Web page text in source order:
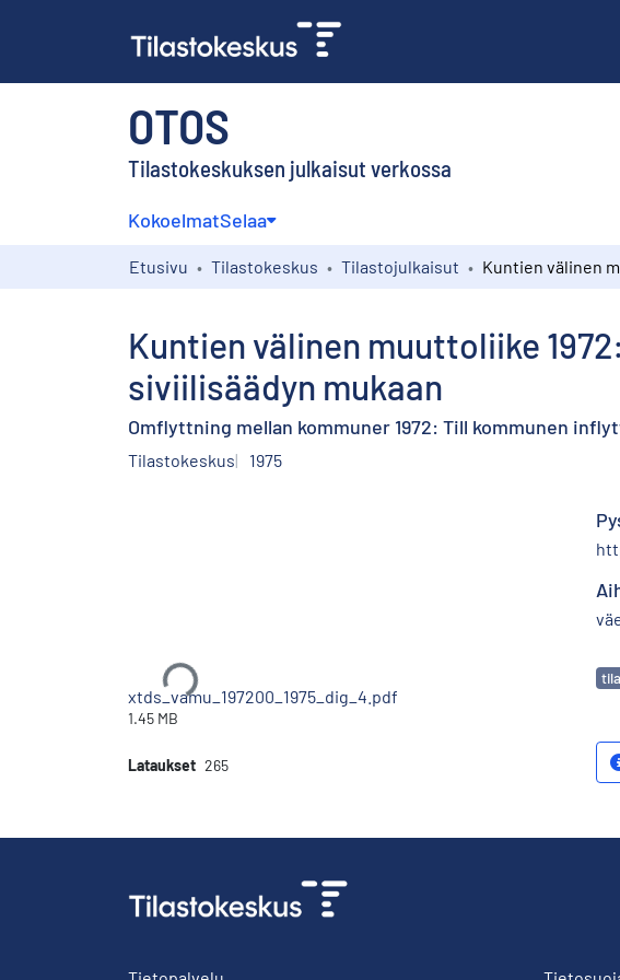
OTOS
Tilastokeskuksen julkaisut verkossa
KokoelmatSelaa
Etusivu Tilastokeskus Tilastojulkaisut
Kuntien välinen muuttoliike
siviilisäädyn mukaan
Omflyttning mellan kommuner 1972: Till kommunen
Tilastokeskus 1975
Ladataan...
xtds_vamu_197200_1975_dig_4.pdf
1.45 MB
Lataukset 265